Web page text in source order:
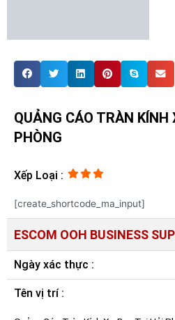
QUẢNG CÁO TRÀN KÍNH
PHÒNG
Xếp Loại :
[create_shortcode_ma_input]
ESCOM OOH BUSINESS
Ngày xác thực :
Tên vị trí :